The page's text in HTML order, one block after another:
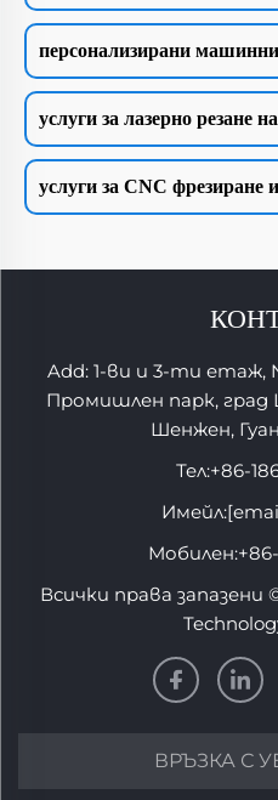
персонализирани
услуги за лазерно резане
услуги за CNC фрезиране
Add: 1-ви и 3-ти
Промишлен парк, град
Шенжен,
Тел:+86-
Имейл:
Мобилен:
Всички права запазени
ВРЪЗКА С